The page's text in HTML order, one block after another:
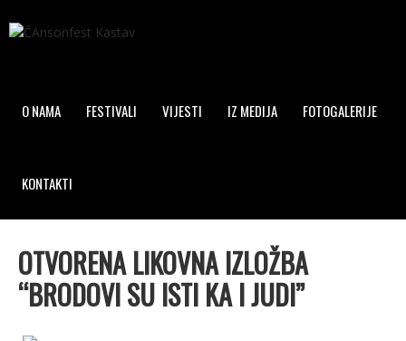
O NAMA FESTIVALI VIJESTI IZ MEDIJA FOTOGALERIJE
KONTAKTI
OTVORENA LIKOVNA IZLOŽBA
“BRODOVI SU ISTI KA I JUDI”